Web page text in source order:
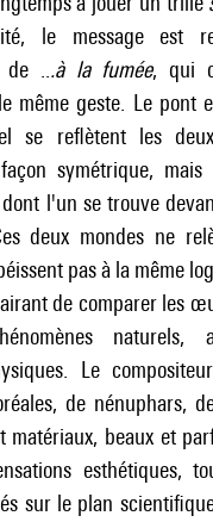
le message est
.. .à la fumée, qui
même geste. Le pont
se reflètent les
symétrique, mais
l'un se trouve
deux mondes ne
pas à la même
de comparer les
naturels,
Le
de nénuphars,
matériaux, beaux et
esthétiques,
sur le plan